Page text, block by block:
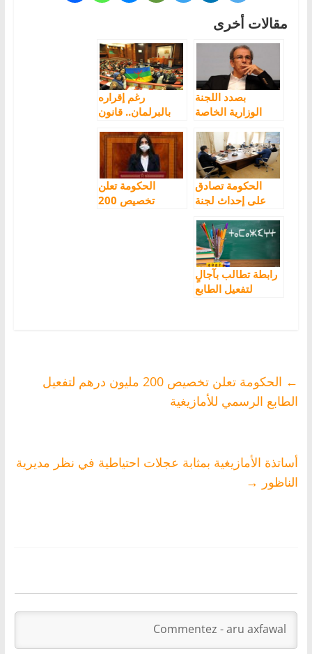
مقالات أخرى
بصدد اللجنة
الوزارية الخاصة
الرسمي للأمازيغية
رغم إقراره
بالبرلمان.. قانون
الرسمي للأمازيغية
يثير الجدل
الحكومة تصادق
على إحداث لجنة
الطابع الرسمي
للأمازيغية
الحكومة تعلن
تخصيص 200
رابطة تطالب بآجالٍ
لتفعيل الطابع
←
الحكومة تعلن تخصيص 200 مليون درهم لتفعيل
الطابع الرسمي للأمازيغية
أساتذة الأمازيغية بمثابة عجلات احتياطية في نظر مديرية
الناظور →